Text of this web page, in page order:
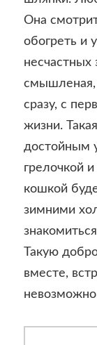
Она
обогреть и
несчастных
смышленая,
сразу, с
жизни.
достойным
грелочкой
кошкой
зимними
Такую
вместе,